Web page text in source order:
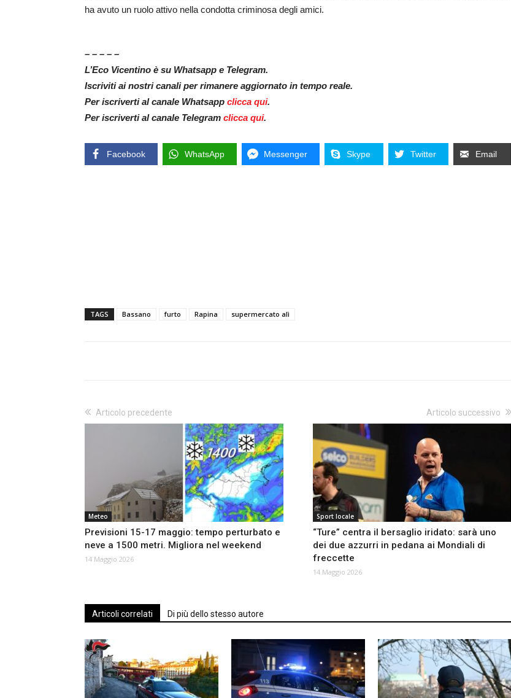
ha avuto un ruolo attivo nella condotta criminosa degli amici.
– – – – –
L’Eco Vicentino è su Whatsapp e Telegram.
Iscriviti ai nostri canali per rimanere aggiornato in tempo reale.
Per iscriverti al canale Whatsapp clicca qui.
Per iscriverti al canale Telegram clicca qui.
Facebook WhatsApp Messenger Skype Twitter Email
TAGS Bassano furto Rapina supermercato alì
Articolo precedente
Meteo
Previsioni 15-17 maggio: tempo perturbato e
neve a 1500 metri. Migliora nel weekend
14 Maggio 2026
Articolo successivo
Sport locale
“Ture” centra il bersaglio iridato: sarà uno
dei due azzurri in pedana ai Mondiali di
freccette
14 Maggio 2026
Articoli correlati Di più dello stesso autore